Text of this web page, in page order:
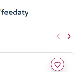
favorite_border